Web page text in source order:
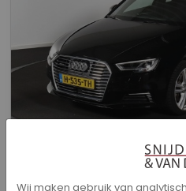
Audi A3 - Sportback 40 e-
Wij maken gebruik van